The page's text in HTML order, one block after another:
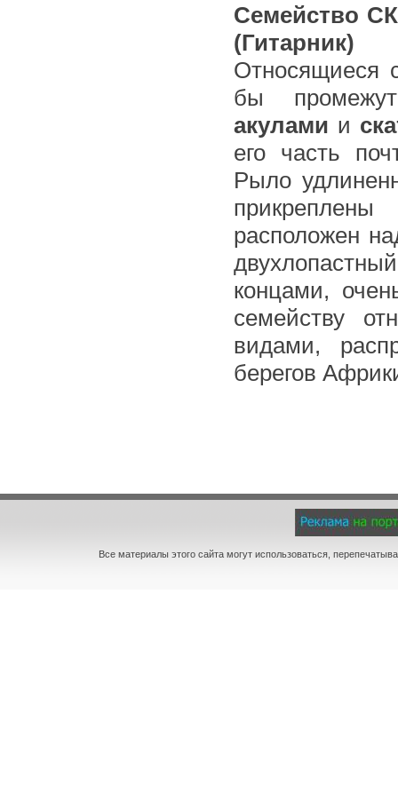
Семейство
(Гитарник)
Относящиеся
бы
акулами и
его часть
Рыло
расположен
концами,
семейству
видами,
берегов
Все материалы этого сайта могут использоваться,